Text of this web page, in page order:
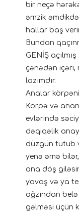
bir neçə
əmzik
hallar baş
Bundan
GENİŞ
çənədən
lazımdır.
Analar
Körpə və
evlərində
dəqiqəlik
düzgün tutub
yenə əmə
ana döş
yavaş və ya
ağzından
gəlməsi üçün